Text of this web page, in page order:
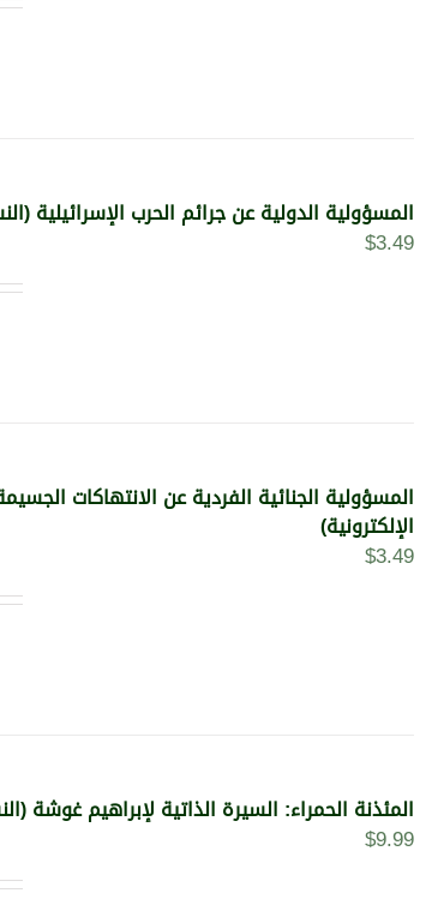
المسؤولية الدولية عن جرائم الحرب الإسرائيلية
$3.49
المسؤولية الجنائية الفردية عن الانتهاكات
الإلكترونية)
$3.49
المئذنة الحمراء: السيرة الذاتية لإبراهيم غوشة
$9.99